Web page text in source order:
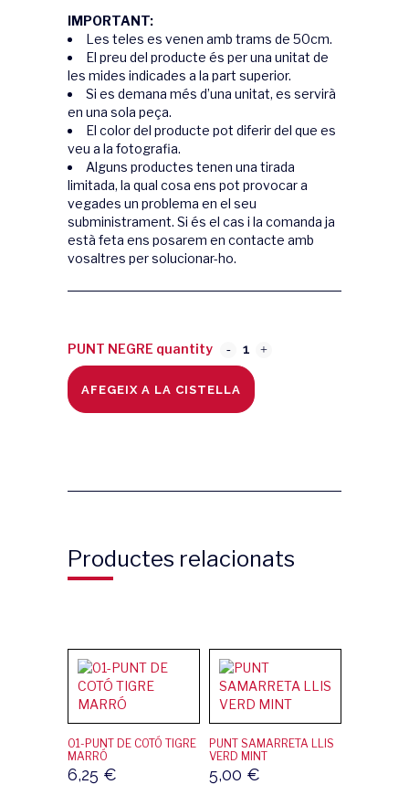
IMPORTANT:
Les teles es venen amb trams de 50cm.
El preu del producte és per una unitat de
les mides indicades a la part superior.
Si es demana més d’una unitat, es servirà
en una sola peça.
El color del producte pot diferir del que es
veu a la fotografia.
Alguns productes tenen una tirada
limitada, la qual cosa ens pot provocar a
vegades un problema en el seu
subministrament. Si és el cas i la comanda ja
està feta ens posarem en contacte amb
vosaltres per solucionar-ho.
PUNT NEGRE quantity
AFEGEIX A LA CISTELLA
Productes relacionats
01-PUNT DE COTÓ TIGRE
MARRÓ
6,25 €
PUNT SAMARRETA LLIS
VERD MINT
5,00 €